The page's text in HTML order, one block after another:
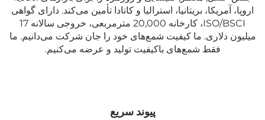
اروپا، آمریکا، بریتانیا، استرالیا و کانادا تأمین می‌کند. دارای گواهی
ISO/BSCI، کارخانه 20,000 مترمربعی، خروجی سالانه 17
میلیون دلاری. ما کیفیت شمع‌های خود را جان شرکت می‌دانیم. ما
فقط شمع‌های باکیفیت تولید و عرضه می‌کنیم.
پیوند سریع